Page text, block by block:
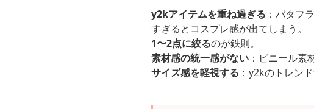
y2kアイテムを重ね過ぎる ：バタフ
すぎるとコスプレ感が出てしまう。
1〜2点に絞るのが鉄則。
素材感の統一感がない ：ビニール素
サイズ感を軽視する ：y2kのトレン